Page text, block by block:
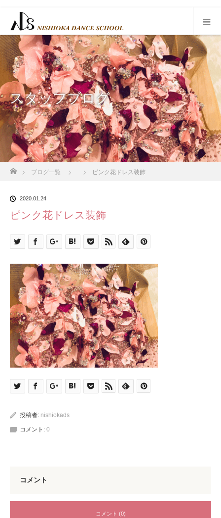
スタッフブログ
ブログ一覧 ピンク花ドレス装飾
2020.01.24
ピンク花ドレス装飾
投稿者: nishiokads
コメント: 0
コメント
コメント (0)